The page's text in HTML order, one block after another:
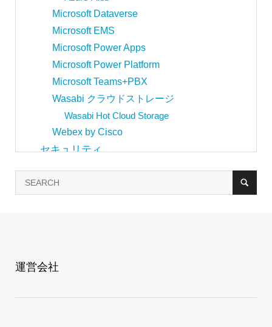
Microsoft Dataverse
Microsoft EMS
Microsoft Power Apps
Microsoft Power Platform
Microsoft Teams+PBX
Wasabi クラウドストレージ
Wasabi Hot Cloud Storage
Webex by Cisco
セキュリティ
Cisco Secure Endpoint
運営会社